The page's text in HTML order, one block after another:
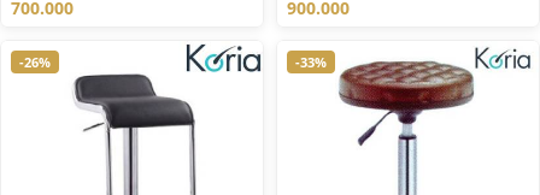
700.000 900.000
-26% -33%